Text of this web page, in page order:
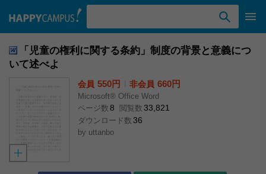
「児童の権利に関する条約」制度の背景と意義につ
いて述べよ
会員 550円 非会員 660円
Microsoft® Office Word
ページ数 8 閲覧数 33,821
ダウンロード数 36
by uttanbo